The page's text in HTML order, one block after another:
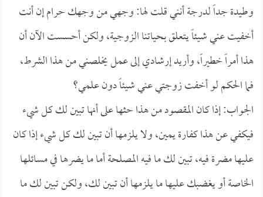
وطيدة جداً لدرجة أنني قلت لها: وجهي من وجهك حرام إن أنت
أخفيت عني شيئاً يتعلق بحياتنا الزوجية، ولكن أحسست الآن أن
هذا أمراً خطيراً، وأريد إرشادي إلى عمل يخلصني من هذا الشرط،
فما الحكم لو أخفت زوجتي عني شيئاً دون علمي؟
الجواب: إذا كان المقصود من هذا حثها على أنها تبين لك كل شيء
فيكفي عن هذا كفارة يمين، ولا يلزمها أن تبين لك كل شيء إذا كان
عليها مضرة فيه، تبين لك ما فيه المصلحة أما ما يضرها في مسائلها
الخاصة أو يغضبك عليها ما يلزمها أن تبين لك، ولكن تبين لك ما